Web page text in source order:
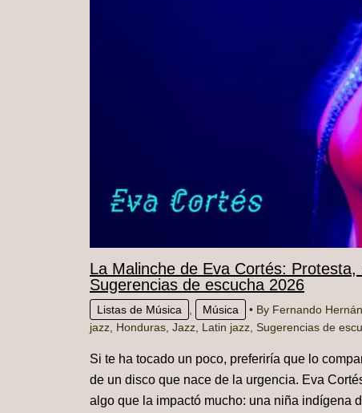
La Malinche de Eva Cortés: Protesta,
Sugerencias de escucha 2026
Listas de Música Música • By Fernando
jazz Honduras Jazz Latin jazz Sugerencias de
Si te ha tocado un poco, preferiría que lo
de un disco que nace de la urgencia. Eva
algo que la impactó mucho: una niña indígena